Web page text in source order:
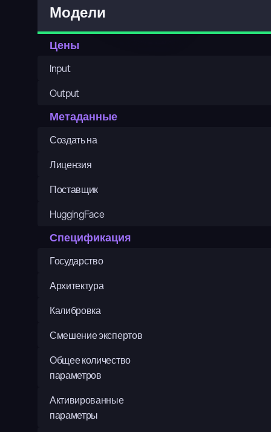
Модели
Цены
Input
Output
Метаданные
Создать на
Лицензия
Поставщик
HuggingFace
Спецификация
Государство
Архитектура
Калибровка
Смешение экспертов
Общее количество
параметров
Активированные
параметры